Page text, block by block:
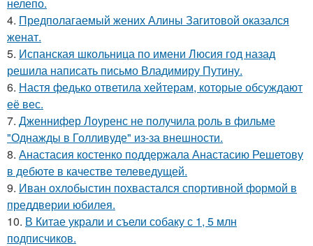
нелепо.
4. Предполагаемый жених Алины Загитовой оказался
женат.
5. Испанская школьница по имени Люсия год назад
решила написать письмо Владимиру Путину.
6. Настя федько ответила хейтерам, которые обсуждают
её вес.
7. Дженнифер Лоуренс не получила роль в фильме
"Однажды в Голливуде" из-за внешности.
8. Анастасия костенко поддержала Анастасию Решетову
в дебюте в качестве телеведущей.
9. Иван охлобыстин похвастался спортивной формой в
преддверии юбилея.
10. В Китае украли и съели собаку с 1, 5 млн
подписчиков.